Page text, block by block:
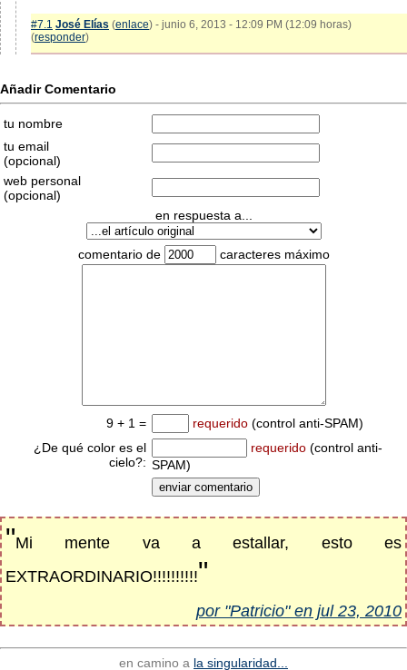
#7.1 José Elías (enlace) - junio 6, 2013 - 12:09 PM (12:09 horas)
(responder)
Añadir Comentario
tu nombre
tu email
(opcional)
web personal
(opcional)
en respuesta a...
comentario de caracteres máximo
9 + 1 = requerido (control anti-SPAM)
¿De qué color es el
cielo?:
requerido (control anti-
SPAM)
"Mi mente va a estallar, esto es
EXTRAORDINARIO!!!!!!!!!!"
por "Patricio" en jul 23, 2010
en camino a la singularidad...